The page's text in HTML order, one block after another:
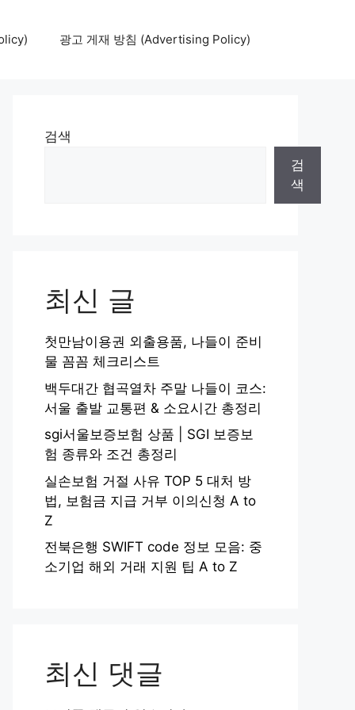
광고 게재 방침 (Advertising Policy)
검색
검
색
최신 글
첫만남이용권 외출용품, 나들이 준비
물 꼼꼼 체크리스트
백두대간 협곡열차 주말 나들이 코스:
서울 출발 교통편 & 소요시간 총정리
sgi서울보증보험 상품 | SGI 보증보
험 종류와 조건 총정리
실손보험 거절 사유 TOP 5 대처 방
법, 보험금 지급 거부 이의신청 A to
Z
전북은행 SWIFT code 정보 모음: 중
소기업 해외 거래 지원 팁 A to Z
최신 댓글